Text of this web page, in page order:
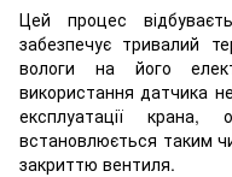
Цей процес
забезпечує тривалий
вологи на його
використання датчика
експлуатації
встановлюється таким
закриттю вентиля.